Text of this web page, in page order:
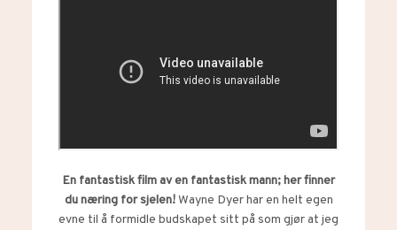
En fantastisk film av en fantastisk mann; her finner
du næring for sjelen!Wayne Dyer har en helt egen
evne til å formidle budskapet sitt på som gjør at jeg